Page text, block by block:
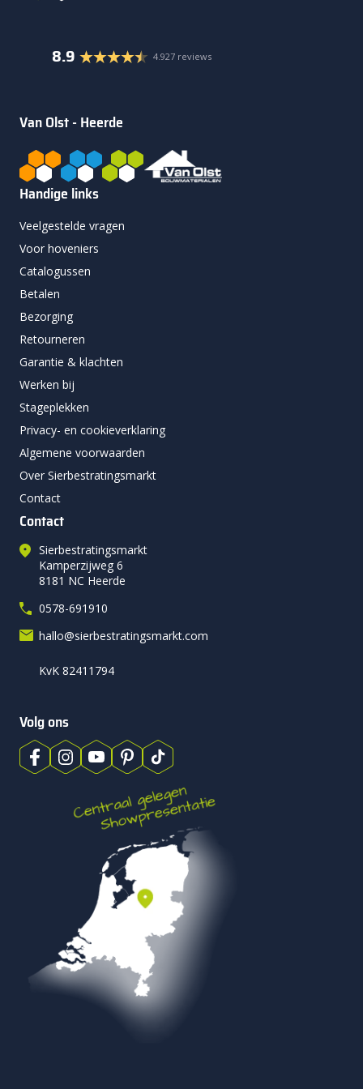
8.9 4.927 reviews
Van Olst - Heerde
Handige links
Veelgestelde vragen
Voor hoveniers
Catalogussen
Betalen
Bezorging
Retourneren
Garantie & klachten
Werken bij
Stageplekken
Privacy- en cookieverklaring
Algemene voorwaarden
Over Sierbestratingsmarkt
Contact
Contact
Sierbestratingsmarkt
Kamperzijweg 6
8181 NC Heerde
0578-691910
hallo@sierbestratingsmarkt.com
KvK 82411794
Volg ons